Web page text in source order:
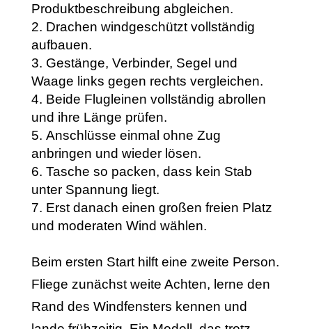
Produktbeschreibung abgleichen.
Drachen windgeschützt vollständig
aufbauen.
Gestänge, Verbinder, Segel und
Waage links gegen rechts vergleichen.
Beide Flugleinen vollständig abrollen
und ihre Länge prüfen.
Anschlüsse einmal ohne Zug
anbringen und wieder lösen.
Tasche so packen, dass kein Stab
unter Spannung liegt.
Erst danach einen großen freien Platz
und moderaten Wind wählen.
Beim ersten Start hilft eine zweite Person.
Fliege zunächst weite Achten, lerne den
Rand des Windfensters kennen und